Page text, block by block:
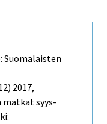
Suomalaisten
2017,
matkat syys-